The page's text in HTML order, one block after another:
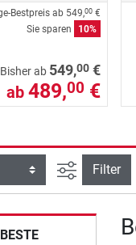
Bestpreis ab 549,00 €
Sie sparen
10%
Bisher ab 549,00 €
ab 489,00 €
Ansicht
Filter